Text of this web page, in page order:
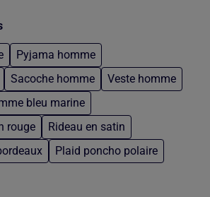
Pyjama homme
Sacoche homme
Veste homme
bleu marine
rouge
Rideau en satin
Plaid poncho polaire